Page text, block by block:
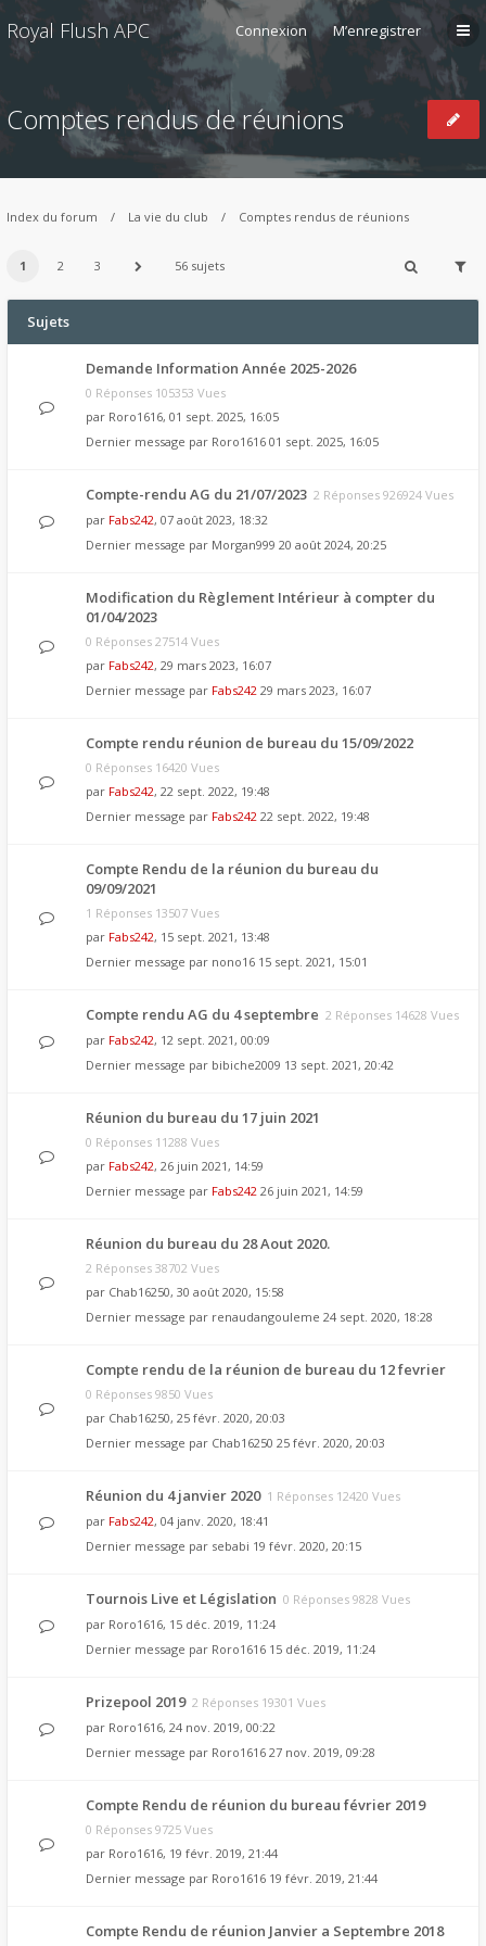
Royal Flush APC Connexion M’enregistrer
Comptes rendus de réunions
Index du forum La vie du club Comptes rendus de réunions
1 2 3 56 sujets
Sujets
Demande Information Année 2025-2026
0 Réponses 105353 Vues
par Roro1616, 01 sept. 2025, 16:05
Dernier message par Roro1616 01 sept. 2025, 16:05
Compte-rendu AG du 21/07/2023 2 Réponses 926924 Vues
par Fabs242, 07 août 2023, 18:32
Dernier message par Morgan999 20 août 2024, 20:25
Modification du Règlement Intérieur à compter du
01/04/2023
0 Réponses 27514 Vues
par Fabs242, 29 mars 2023, 16:07
Dernier message par Fabs242 29 mars 2023, 16:07
Compte rendu réunion de bureau du 15/09/2022
0 Réponses 16420 Vues
par Fabs242, 22 sept. 2022, 19:48
Dernier message par Fabs242 22 sept. 2022, 19:48
Compte Rendu de la réunion du bureau du
09/09/2021
1 Réponses 13507 Vues
par Fabs242, 15 sept. 2021, 13:48
Dernier message par nono16 15 sept. 2021, 15:01
Compte rendu AG du 4 septembre 2 Réponses 14628 Vues
par Fabs242, 12 sept. 2021, 00:09
Dernier message par bibiche2009 13 sept. 2021, 20:42
Réunion du bureau du 17 juin 2021
0 Réponses 11288 Vues
par Fabs242, 26 juin 2021, 14:59
Dernier message par Fabs242 26 juin 2021, 14:59
Réunion du bureau du 28 Aout 2020.
2 Réponses 38702 Vues
par Chab16250, 30 août 2020, 15:58
Dernier message par renaudangouleme 24 sept. 2020, 18:28
Compte rendu de la réunion de bureau du 12 fevrier
0 Réponses 9850 Vues
par Chab16250, 25 févr. 2020, 20:03
Dernier message par Chab16250 25 févr. 2020, 20:03
Réunion du 4 janvier 2020 1 Réponses 12420 Vues
par Fabs242, 04 janv. 2020, 18:41
Dernier message par sebabi 19 févr. 2020, 20:15
Tournois Live et Législation 0 Réponses 9828 Vues
par Roro1616, 15 déc. 2019, 11:24
Dernier message par Roro1616 15 déc. 2019, 11:24
Prizepool 2019 2 Réponses 19301 Vues
par Roro1616, 24 nov. 2019, 00:22
Dernier message par Roro1616 27 nov. 2019, 09:28
Compte Rendu de réunion du bureau février 2019
0 Réponses 9725 Vues
par Roro1616, 19 févr. 2019, 21:44
Dernier message par Roro1616 19 févr. 2019, 21:44
Compte Rendu de réunion Janvier a Septembre 2018